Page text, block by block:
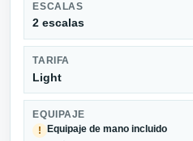
ESCALAS
2 escalas
TARIFA
Light
EQUIPAJE
!
Equipaje de mano incluido